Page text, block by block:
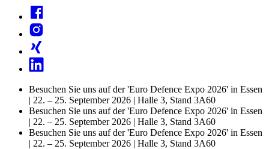
Besuchen Sie uns auf der 'Euro Defence Expo 2026' in Essen
| 22. – 25. September 2026 | Halle 3, Stand 3A60
Besuchen Sie uns auf der 'Euro Defence Expo 2026' in Essen
| 22. – 25. September 2026 | Halle 3, Stand 3A60
Besuchen Sie uns auf der 'Euro Defence Expo 2026' in Essen
| 22. – 25. September 2026 | Halle 3, Stand 3A60